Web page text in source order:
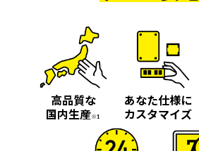
高品質な
国内生産※1
あなた仕様に
カスタマイズ